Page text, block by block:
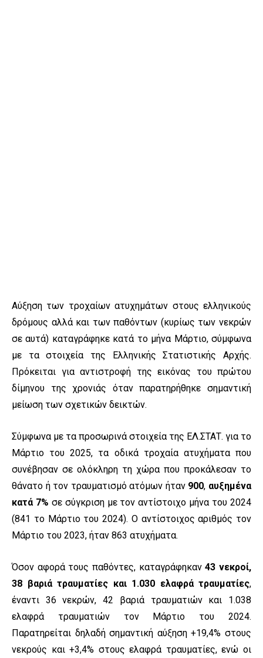
Αύξηση των τροχαίων ατυχημάτων στους ελληνικούς
δρόμους αλλά και των παθόντων (κυρίως των νεκρών
σε αυτά) καταγράφηκε κατά το μήνα Μάρτιο, σύμφωνα
με τα στοιχεία της Ελληνικής Στατιστικής Αρχής.
Πρόκειται για αντιστροφή της εικόνας του πρώτου
δίμηνου της χρονιάς όταν παρατηρήθηκε σημαντική
μείωση των σχετικών δεικτών.
Σύμφωνα με τα προσωρινά στοιχεία της ΕΛ.ΣΤΑΤ. για το
Μάρτιο του 2025, τα οδικά τροχαία ατυχήματα που
συνέβησαν σε ολόκληρη τη χώρα που προκάλεσαν το
θάνατο ή τον τραυματισμό ατόμων ήταν 900, αυξημένα
κατά 7% σε σύγκριση με τον αντίστοιχο μήνα του 2024
(841 το Μάρτιο του 2024). Ο αντίστοιχος αριθμός τον
Μάρτιο του 2023, ήταν 863 ατυχήματα.
Όσον αφορά τους παθόντες, καταγράφηκαν43 νεκροί,
38 βαριά τραυματίες και 1.030 ελαφρά τραυματίες,
έναντι 36 νεκρών, 42 βαριά τραυματιών και 1.038
ελαφρά τραυματιών τον Μάρτιο του 2024.
Παρατηρείται δηλαδή σημαντική αύξηση +19,4% στους
νεκρούς και +3,4% στους ελαφρά τραυματίες, ενώ οι